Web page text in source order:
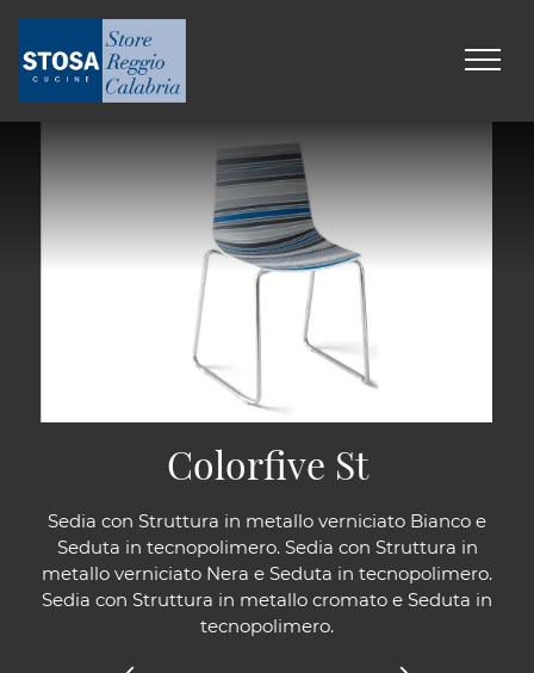
Sedia con Struttura in metallo verniciato Bianco e
Seduta in tecnopolimero. Sedia con Struttura in
metallo verniciato Nera e Seduta in tecnopolimero.
Sedia con Struttura in metallo cromato e Seduta in
tecnopolimero.
Colorfive St